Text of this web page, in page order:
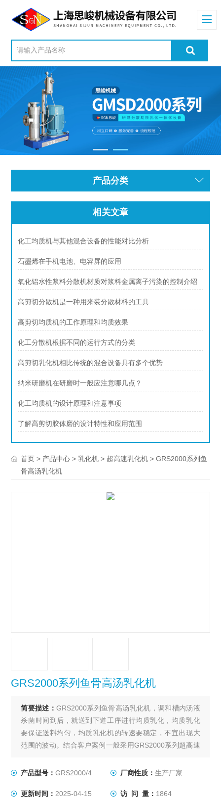
产品分类
相关文章
化工均质机与其他混合设备的性能对比分析
石墨烯在手机电池、电容屏的应用
氧化铝水性浆料分散机材质对浆料金属离子污染的控制介绍
高剪切分散机是一种用来装分散材料的工具
高剪切均质机的工作原理和均质效果
化工分散机根据不同的运行方式的分类
高剪切乳化机相比传统的混合设备具有多个优势
纳米研磨机在研磨时一般应注意哪几点？
化工均质机的设计原理和注意事项
了解高剪切胶体磨的设计特性和应用范围
首页 > 产品中心 >乳化机 > 超高速乳化机 > GRS2000系列鱼
骨高汤乳化机
GRS2000系列鱼骨高汤乳化机
简要描述：GRS2000系列鱼骨高汤乳化机，调和槽内汤液
杀菌时间到后，就送到下道工序进行均质乳化，均质乳化
要保证送料均匀，均质乳化机的转速要稳定，不宜出现大
范围的波动。结合客户案例一般采用GRS2000系列超高速
产品型号：GRS2000/4 厂商性质： 生产厂家
更新时间： 2025-04-15 访 问 量： 1864